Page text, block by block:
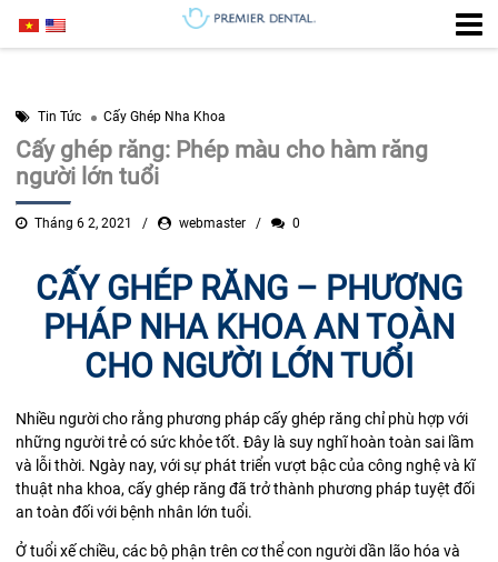
Tin Tức Cấy Ghép Nha Khoa
Cấy ghép răng: Phép màu cho hàm răng
người lớn tuổi
Tháng 6 2, 2021 webmaster 0
CẤY GHÉP RĂNG – PHƯƠNG
PHÁP NHA KHOA AN TOÀN
CHO NGƯỜI LỚN TUỔI
Nhiều người cho rằng phương pháp cấy ghép răng chỉ phù hợp với
những người trẻ có sức khỏe tốt. Đây là suy nghĩ hoàn toàn sai lầm
và lỗi thời. Ngày nay, với sự phát triển vượt bậc của công nghệ và kĩ
thuật nha khoa, cấy ghép răng đã trở thành phương pháp tuyệt đối
an toàn đối với bệnh nhân lớn tuổi.
Ở tuổi xế chiều, các bộ phận trên cơ thể con người dần lão hóa và